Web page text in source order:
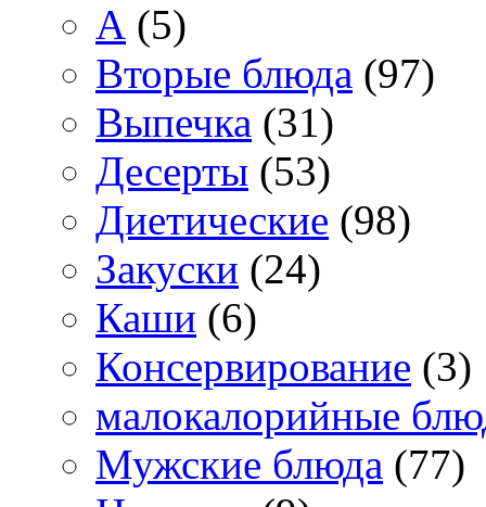
А (5)
Вторые блюда (97)
Выпечка (31)
Десерты (53)
Диетические (98)
Закуски (24)
Каши (6)
Консервирование (3)
малокалорийные
Мужские блюда (77)